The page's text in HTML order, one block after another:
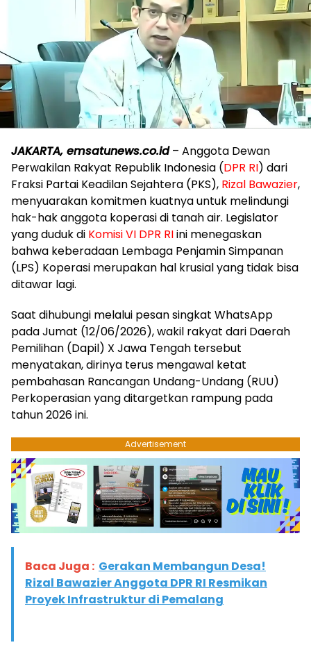
JAKARTA, emsatunews.co.id– Anggota Dewan
Perwakilan Rakyat Republik Indonesia (DPR RI) dari
Fraksi Partai Keadilan Sejahtera (PKS), Rizal Bawazier,
menyuarakan komitmen kuatnya untuk melindungi
hak-hak anggota koperasi di tanah air. Legislator
yang duduk di Komisi VI DPR RIini menegaskan
bahwa keberadaan Lembaga Penjamin Simpanan
(LPS) Koperasi merupakan hal krusial yang tidak bisa
ditawar lagi.
​Saat dihubungi melalui pesan singkat WhatsApp
pada Jumat (12/06/2026), wakil rakyat dari Daerah
Pemilihan (Dapil) X Jawa Tengah tersebut
menyatakan, dirinya terus mengawal ketat
pembahasan Rancangan Undang-Undang (RUU)
Perkoperasian yang ditargetkan rampung pada
tahun 2026 ini.
Advertisement
Baca Juga : Gerakan Membangun Desa!
Rizal Bawazier Anggota DPR RI Resmikan
Proyek Infrastruktur di Pemalang